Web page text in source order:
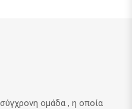
ομάδα , η οποία